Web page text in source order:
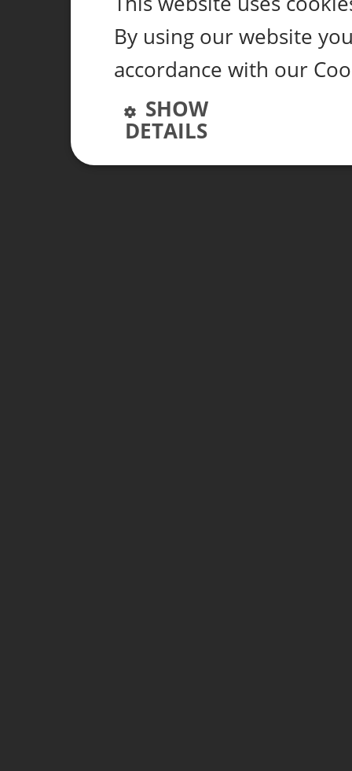
By using our website
accordance with our
SHOW
DETAILS